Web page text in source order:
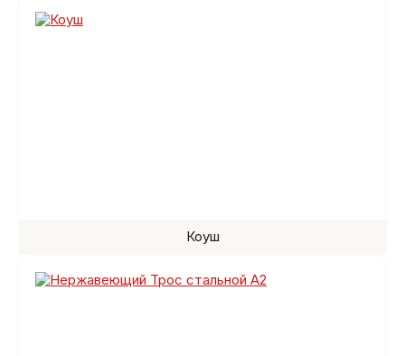
Коуш